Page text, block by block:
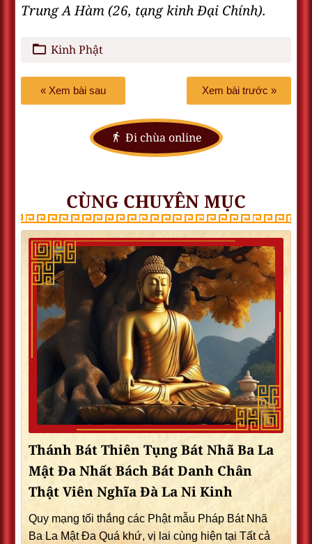
Trung A Hàm (26, tạng kinh Ðại Chính).
Kinh Phật
« Xem bài sau Xem bài trước »
Đi chùa online
CÙNG CHUYÊN MỤC
Thánh Bát Thiên Tụng Bát Nhã Ba La
Mật Đa Nhất Bách Bát Danh Chân
Thật Viên Nghĩa Đà La Ni Kinh
Quy mạng tối thắng các Phật mẫu Pháp Bát Nhã
Ba La Mật Đa Quá khứ, vị lai cùng hiện tại Tất cả